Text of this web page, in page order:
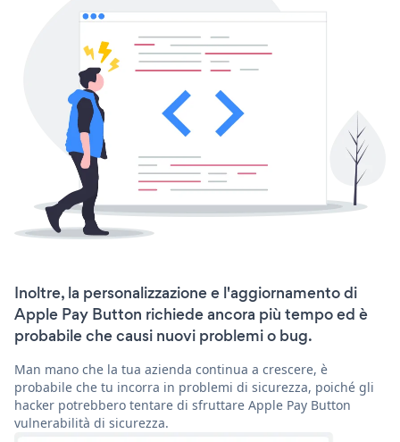
Inoltre, la personalizzazione e l'aggiornamento di
Apple Pay Button richiede ancora più tempo ed è
probabile che causi nuovi problemi o bug.
Man mano che la tua azienda continua a crescere, è
probabile che tu incorra in problemi di sicurezza, poiché gli
hacker potrebbero tentare di sfruttare Apple Pay Button
vulnerabilità di sicurezza.